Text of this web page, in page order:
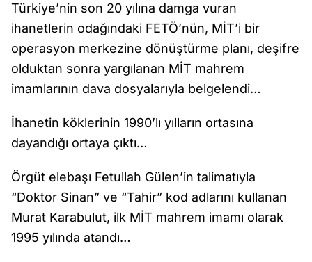
Türkiye’nin son 20 yılına damga vuran
ihanetlerin odağındaki FETÖ’nün, MİT’i bir
operasyon merkezine dönüştürme planı, deşifre
olduktan sonra yargılanan MİT mahrem
imamlarının dava dosyalarıyla belgelendi…
İhanetin köklerinin 1990’lı yılların ortasına
dayandığı ortaya çıktı…
Örgüt elebaşı Fetullah Gülen’in talimatıyla
“Doktor Sinan” ve “Tahir” kod adlarını kullanan
Murat Karabulut, ilk MİT mahrem imamı olarak
1995 yılında atandı…